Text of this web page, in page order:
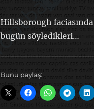
Hillsborough
bugün söyledikleri…
Bunu paylaş: